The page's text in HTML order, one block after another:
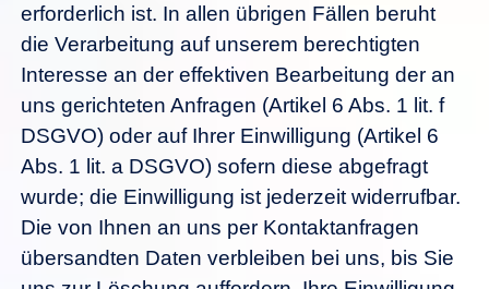
erforderlich ist. In allen übrigen Fällen beruht
die Verarbeitung auf unserem berechtigten
Interesse an der effektiven Bearbeitung der an
uns gerichteten Anfragen (Artikel 6 Abs. 1 lit. f
DSGVO) oder auf Ihrer Einwilligung (Artikel 6
Abs. 1 lit. a DSGVO) sofern diese abgefragt
wurde; die Einwilligung ist jederzeit widerrufbar.
Die von Ihnen an uns per Kontaktanfragen
übersandten Daten verbleiben bei uns, bis Sie